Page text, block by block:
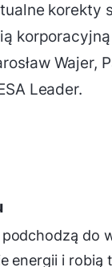
korekty
Wajer,
Leader.
do
energii i